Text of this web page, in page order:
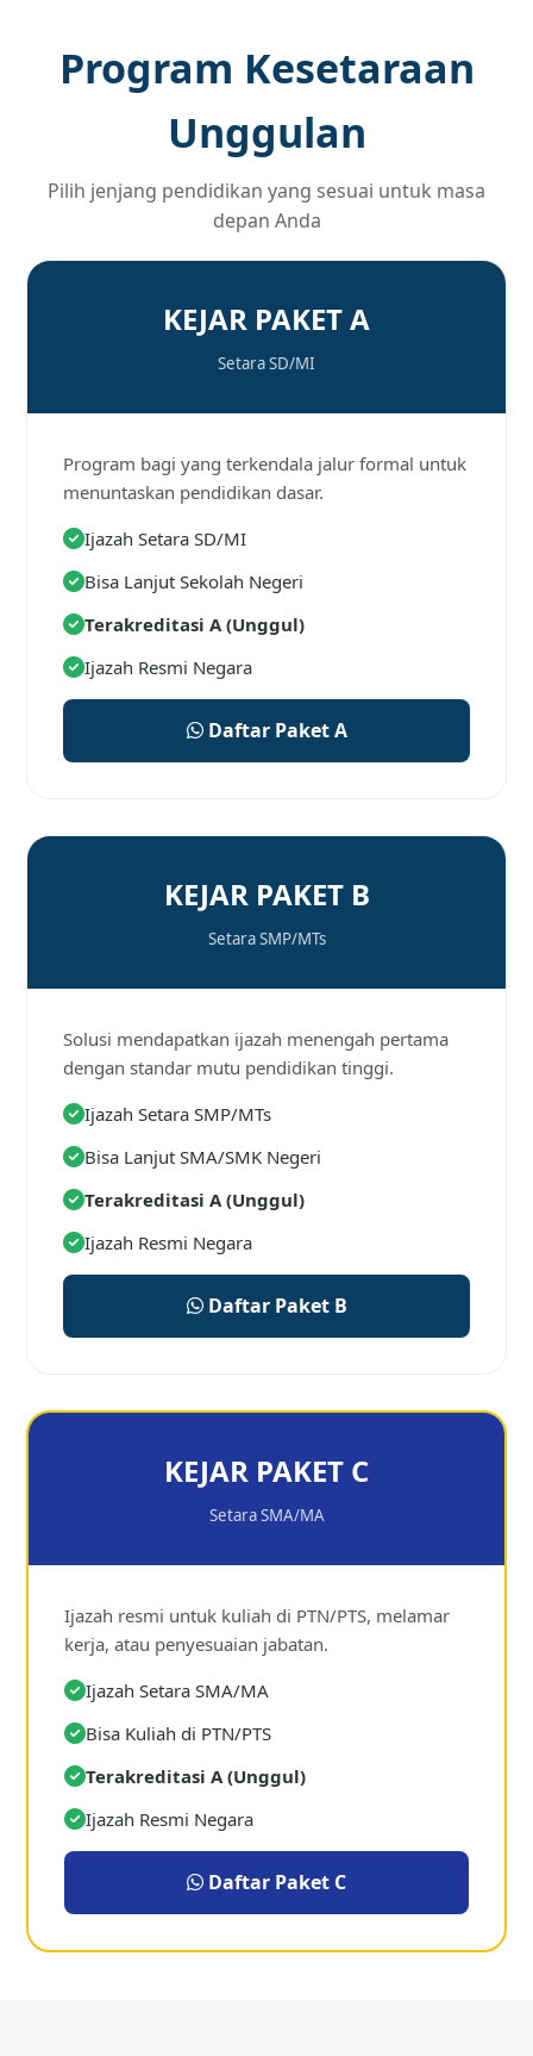
Program Kesetaraan
Unggulan
Pilih jenjang pendidikan yang sesuai untuk masa
depan Anda
KEJAR PAKET A
Setara SD/MI
Program bagi yang terkendala jalur formal untuk
menuntaskan pendidikan dasar.
Ijazah Setara SD/MI
Bisa Lanjut Sekolah Negeri
Terakreditasi A (Unggul)
Ijazah Resmi Negara
Daftar Paket A
KEJAR PAKET B
Setara SMP/MTs
Solusi mendapatkan ijazah menengah pertama
dengan standar mutu pendidikan tinggi.
Ijazah Setara SMP/MTs
Bisa Lanjut SMA/SMK Negeri
Terakreditasi A (Unggul)
Ijazah Resmi Negara
Daftar Paket B
KEJAR PAKET C
Setara SMA/MA
Ijazah resmi untuk kuliah di PTN/PTS, melamar
kerja, atau penyesuaian jabatan.
Ijazah Setara SMA/MA
Bisa Kuliah di PTN/PTS
Terakreditasi A (Unggul)
Ijazah Resmi Negara
Daftar Paket C